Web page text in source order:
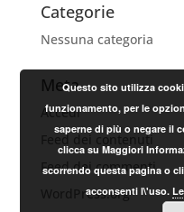
Categorie
Nessuna categoria
Meta
Accedi
Feed dei contenuti
Feed dei commenti
WordPress.org
Questo sito utilizza
funzionamento, per le
saperne di più o negare il
clicca su Maggiori
scorrendo questa pagina o
acconsenti l\'uso.